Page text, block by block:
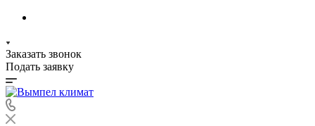
Заказать звонок
Подать заявку